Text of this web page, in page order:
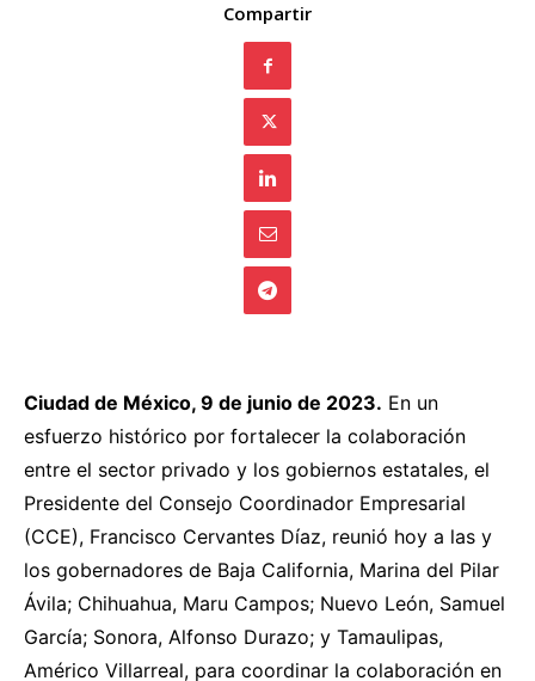
Compartir
Ciudad de México, 9 de junio de 2023. En un
esfuerzo histórico por fortalecer la colaboración
entre el sector privado y los gobiernos estatales, el
Presidente del Consejo Coordinador Empresarial
(CCE), Francisco Cervantes Díaz, reunió hoy a las y
los gobernadores de Baja California, Marina del Pilar
Ávila; Chihuahua, Maru Campos; Nuevo León, Samuel
García; Sonora, Alfonso Durazo; y Tamaulipas,
Américo Villarreal, para coordinar la colaboración en